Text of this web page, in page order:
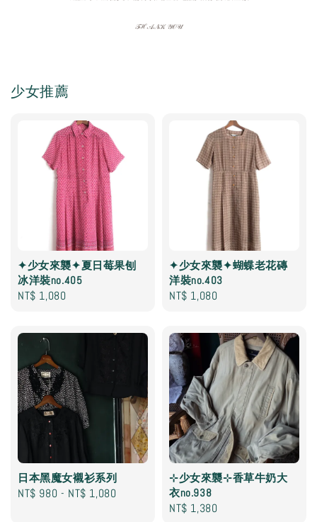
𝒯ℋ𝒜𝒩𝒦 𝒴𝒪𝒰
少女推薦
✦少女來襲✦夏日莓果刨
冰洋裝no.405
Regular
NT$ 1,080
✦少女來襲✦蝴蝶老花磚
洋裝no.403
Regular
NT$ 1,080
日本黑魔女襯衫系列
Regular
NT$ 980 - NT$ 1,080
⊹少女來襲⊹香草牛奶大
衣no.938
Regular
NT$ 1,380